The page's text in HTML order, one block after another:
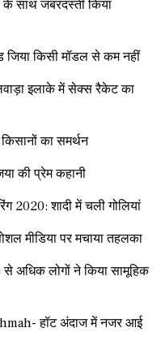
साथ जबरदस्ती किया
किसी मॉडल से कम नहीं
इलाके में सेक्स रैकेट का
का समर्थन
की प्रेम कहानी
2020: शादी में चली गोलियां
मीडिया पर मचाया तहलका
अधिक लोगों ने किया सामूहिक
हॉट अंदाज में नजर आई